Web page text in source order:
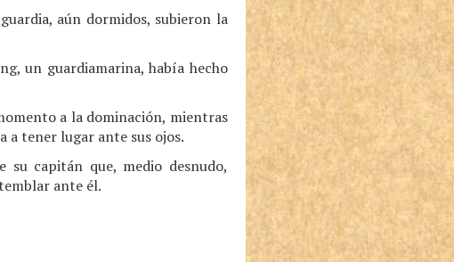
aún dormidos, subieron la
un guardiamarina, había hecho
a la dominación, mientras
a tener lugar ante sus ojos.
su capitán que, medio desnudo,
ante él.